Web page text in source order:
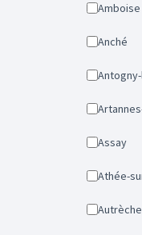
Amboise
Anché
Assay
Athée-
Autrèche